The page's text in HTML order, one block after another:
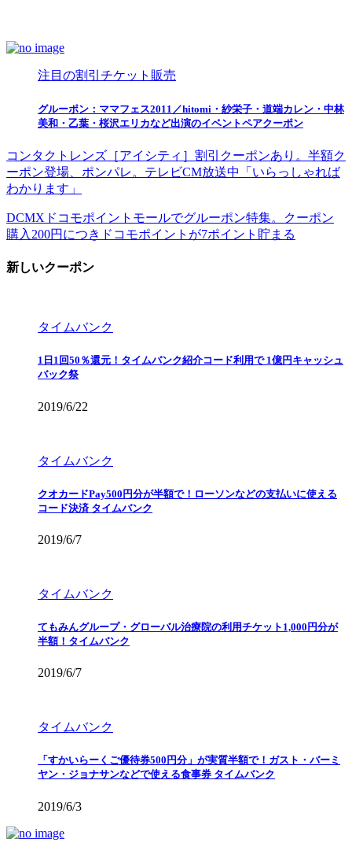
注目の割引チケット販売
グルーポン：ママフェス2011／hitomi・紗栄子・道端カレン・中林
美和・乙葉・桜沢エリカなど出演のイベントペアクーポン
コンタクトレンズ［アイシティ］割引クーポンあり。半額ク
ーポン登場、ポンパレ。テレビCM放送中「いらっしゃれば
わかります」
DCMXドコモポイントモールでグルーポン特集。クーポン
購入200円につきドコモポイントが7ポイント貯まる
新しいクーポン
タイムバンク
1日1回50％還元！タイムバンク紹介コード利用で 1億円キャッシュ
バック祭
2019/6/22
タイムバンク
クオカードPay500円分が半額で！ローソンなどの支払いに使える
コード決済 タイムバンク
2019/6/7
タイムバンク
てもみんグループ・グローバル治療院の利用チケット1,000円分が
半額！タイムバンク
2019/6/7
タイムバンク
「すかいらーくご優待券500円分」が実質半額で！ガスト・バーミ
ヤン・ジョナサンなどで使える食事券 タイムバンク
2019/6/3